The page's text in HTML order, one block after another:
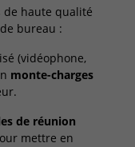
de haute qualité
bureau :
(vidéophone,
monte-charges
de réunion
mettre en